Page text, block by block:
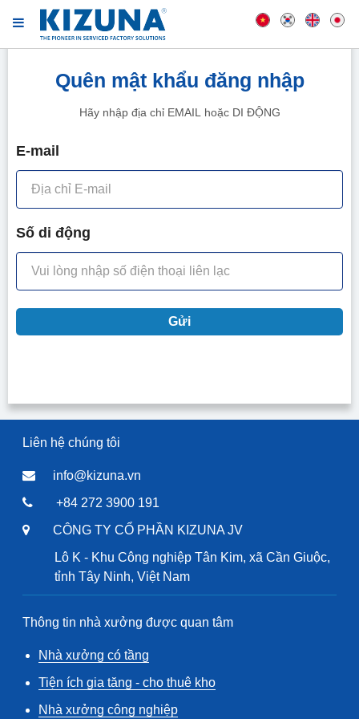
Quên mật khẩu đăng nhập
Hãy nhập địa chỉ EMAIL hoặc DI ĐỘNG
E-mail
Số di động
Gửi
Liên hệ chúng tôi
info@kizuna.vn
+84 272 3900 191
CÔNG TY CỔ PHẦN KIZUNA JV
Lô K - Khu Công nghiệp Tân Kim, xã Cần Giuộc,
tỉnh Tây Ninh, Việt Nam
Thông tin nhà xưởng được quan tâm
Nhà xưởng có tầng
Tiện ích gia tăng - cho thuê kho
Nhà xưởng công nghiệp